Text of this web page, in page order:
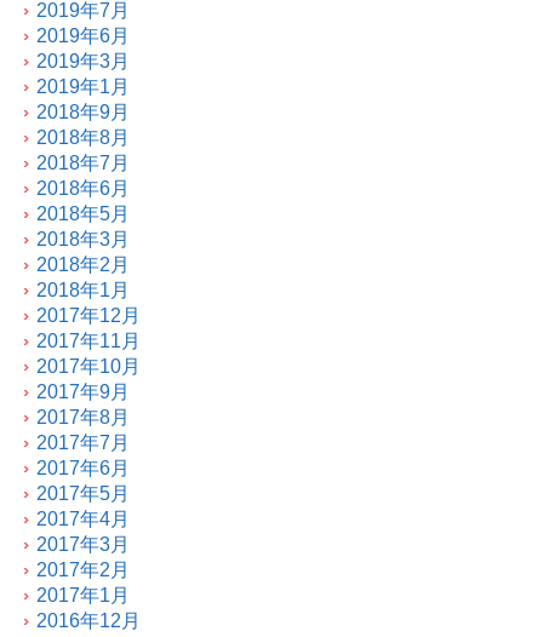
2019年7月
2019年6月
2019年3月
2019年1月
2018年9月
2018年8月
2018年7月
2018年6月
2018年5月
2018年3月
2018年2月
2018年1月
2017年12月
2017年11月
2017年10月
2017年9月
2017年8月
2017年7月
2017年6月
2017年5月
2017年4月
2017年3月
2017年2月
2017年1月
2016年12月